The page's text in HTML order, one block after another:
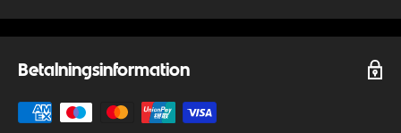
Ärtskott
Betalningsinformation